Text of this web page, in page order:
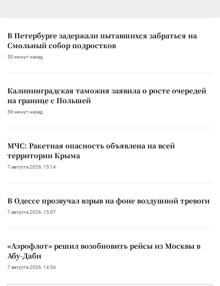
В Петербурге задержали пытавшихся забраться на
Смольный собор подростков
50 минут назад
Калининградская таможня заявила о росте очередей
на границе с Польшей
56 минут назад
МЧС: Ракетная опасность объявлена на всей
территории Крыма
7 августа 2026, 15:14
В Одессе прозвучал взрыв на фоне воздушной тревоги
7 августа 2026, 15:07
«Аэрофлот» решил возобновить рейсы из Москвы в
Абу-Даби
7 августа 2026, 14:54